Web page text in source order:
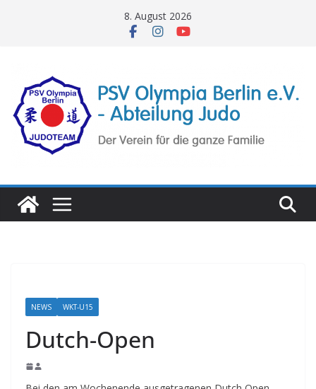
8. August 2026
NEWS WKT-U15
Dutch-Open